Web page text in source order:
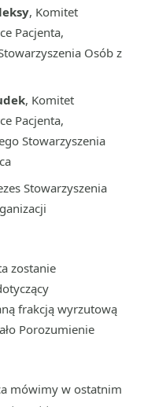
, Komitet
Pacjenta,
Osób z
, Komitet
Pacjenta,
Stowarzyszenia
Stowarzyszenia
zostanie
frakcją wyrzutową
Porozumienie
mówimy w ostatnim